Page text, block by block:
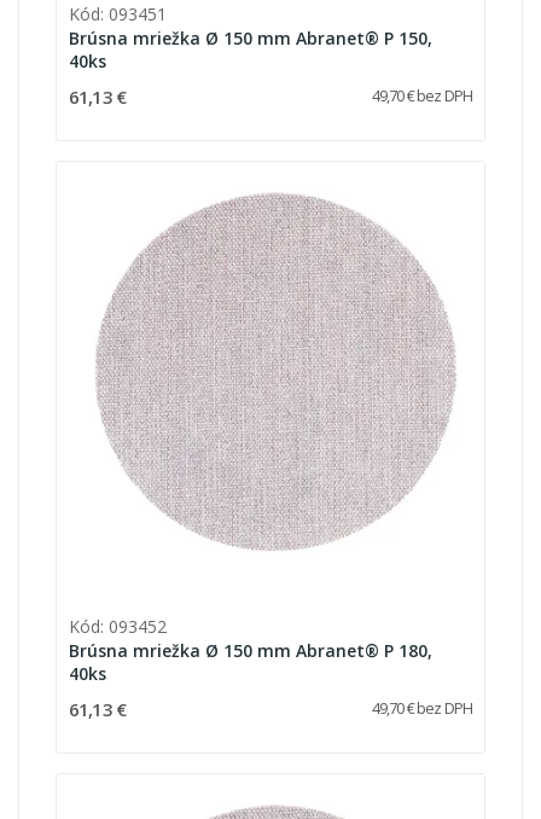
Kód: 093451
Brúsna mriežka Ø 150 mm Abranet® P 150,
40ks
61,13 € 49,70 € bez DPH
Kód: 093452
Brúsna mriežka Ø 150 mm Abranet® P 180,
40ks
61,13 € 49,70 € bez DPH